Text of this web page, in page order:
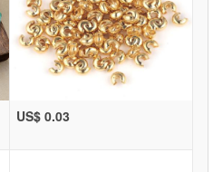
US$ 0.03